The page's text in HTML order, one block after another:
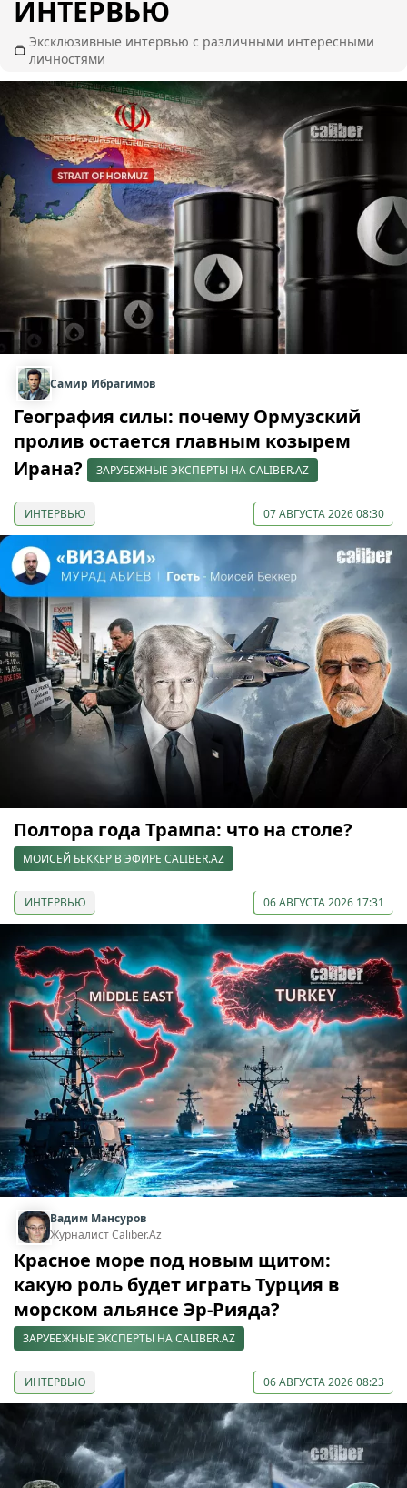
ИНТЕРВЬЮ
Эксклюзивные интервью с различными интересными
личностями
Самир Ибрагимов
География силы: почему Ормузский
пролив остается главным козырем
Ирана?
ЗАРУБЕЖНЫЕ ЭКСПЕРТЫ НА CALIBER.AZ
ИНТЕРВЬЮ 07 АВГУСТА 2026 08:30
Полтора года Трампа: что на столе?
МОИСЕЙ БЕККЕР В ЭФИРЕ CALIBER.AZ
ИНТЕРВЬЮ 06 АВГУСТА 2026 17:31
Вадим Мансуров
Журналист Caliber.Az
Красное море под новым щитом:
какую роль будет играть Турция в
морском альянсе Эр-Рияда?
ЗАРУБЕЖНЫЕ ЭКСПЕРТЫ НА CALIBER.AZ
ИНТЕРВЬЮ 06 АВГУСТА 2026 08:23